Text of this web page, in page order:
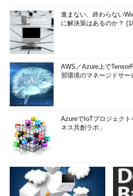
進まない、終わらない
に解決策はあるのか？
AWS／Azure上で
習環境のマネージドサー
AzureでIoTプロジェク
ネス共創ラボ」